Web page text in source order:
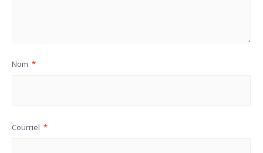
Nom *
Courriel *